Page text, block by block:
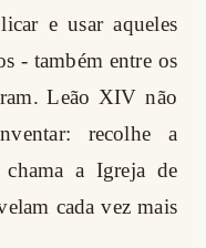
e usar aqueles
- também entre os
Leão XIV não
recolhe a
chama a Igreja de
cada vez mais